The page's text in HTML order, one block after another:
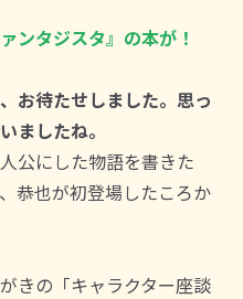
ンタジスタ』の本が！
お待たせしました。思っ
ましたね。
公にした物語を書きた
恭也が初登場したころか
きの「キャラクター座談